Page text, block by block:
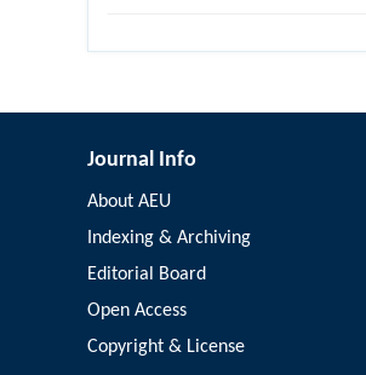
Journal Info
About AEU
Indexing & Archiving
Editorial Board
Open Access
Copyright & License